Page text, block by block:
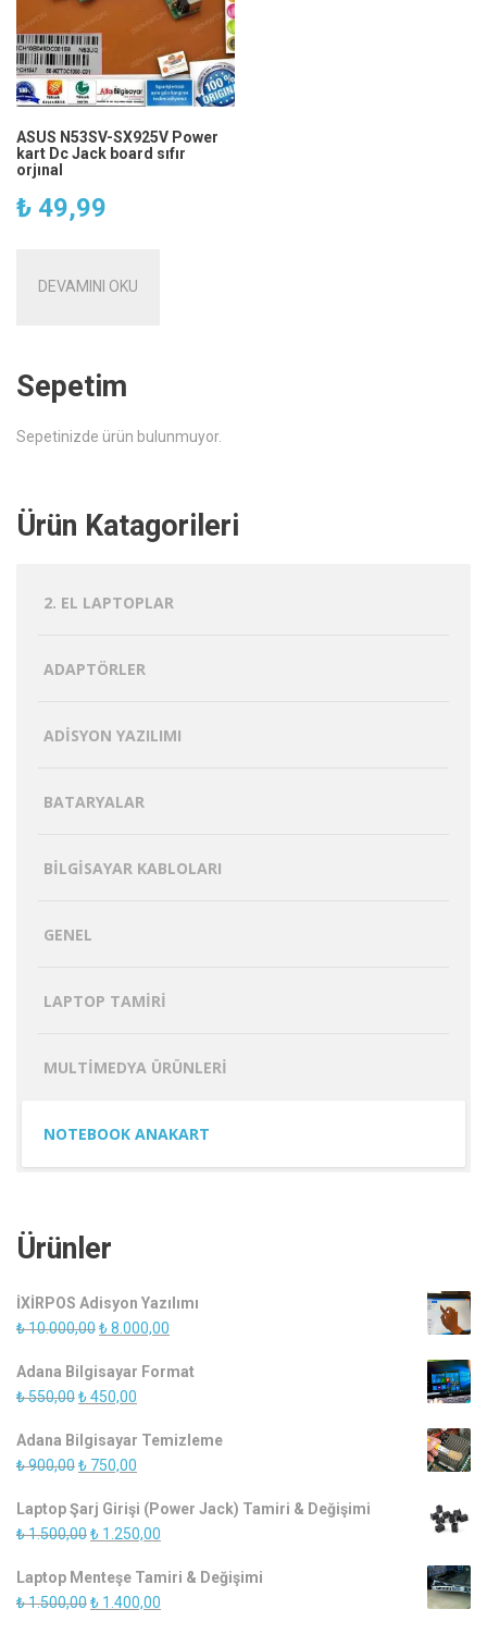
ASUS N53SV-SX925V Power
kart Dc Jack board sıfır
orjınal
₺ 49,99
DEVAMINI OKU
Sepetim
Sepetinizde ürün bulunmuyor.
Ürün Katagorileri
2. EL LAPTOPLAR
ADAPTÖRLER
ADISYON YAZILIMI
BATARYALAR
BILGISAYAR KABLOLARI
GENEL
LAPTOP TAMIRI
MULTIMEDYA ÜRÜNLERI
NOTEBOOK ANAKART
Ürünler
İXİRPOS Adisyon Yazılımı
₺10.000,00Orijinal
₺ 10.000,00.
₺8.000,00
fiyat:
Adana Bilgisayar Format
₺550,00Orijinal
₺ 550,00.
₺450,00
fiyat:
₺ 450,00.
Adana Bilgisayar Temizleme
₺900,00Orijinal
₺ 900,00.
₺ 750,00
fiyat:
₺ 750,00.
Laptop Şarj Girişi (Power Jack) Tamiri & Değişimi
₺1.500,00Orijinal
₺ 1.500,00.
₺ 1.250,00
fiyat:
₺ 1.250,00.
Laptop Menteşe Tamiri & Değişimi
₺1.500,00Orijinal
₺ 1.400,00